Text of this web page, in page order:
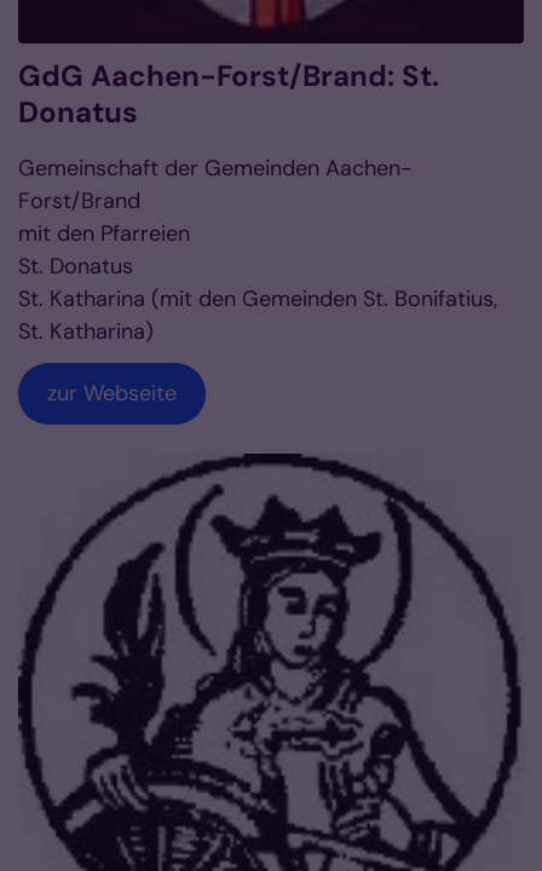
GdG Aachen-Forst/Brand: St.
Donatus
Gemeinschaft der Gemeinden Aachen-
Forst/Brand
mit den Pfarreien
St. Donatus
St. Katharina (mit den Gemeinden St. Bonifatius,
St. Katharina)
zur Webseite